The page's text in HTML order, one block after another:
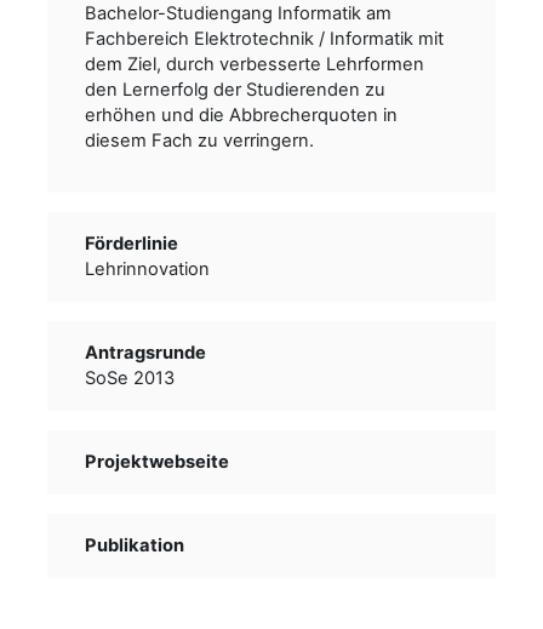
Bachelor-Studiengang Informatik am
Fachbereich Elektrotechnik / Informatik mit
dem Ziel, durch verbesserte Lehrformen
den Lernerfolg der Studierenden zu
erhöhen und die Abbrecherquoten in
diesem Fach zu verringern.
Förderlinie
Lehrinnovation
Antragsrunde
SoSe 2013
Projektwebseite
Publikation